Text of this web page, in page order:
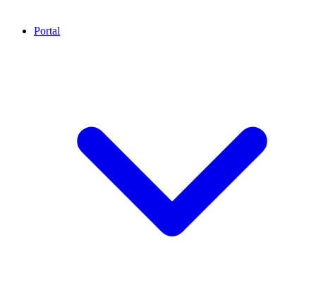
Portal